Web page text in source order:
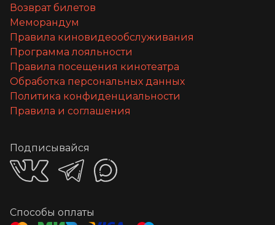
Возврат билетов
Меморандум
Правила киновидеообслуживания
Программа лояльности
Правила посещения кинотеатра
Обработка персональных данных
Политика конфиденциальности
Правила и соглашения
Подписывайся
Способы оплаты